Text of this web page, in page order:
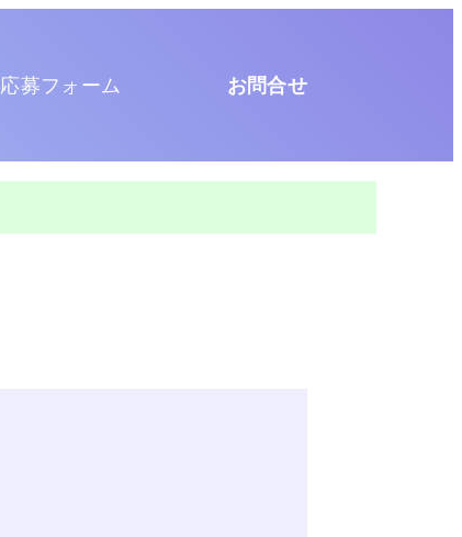
応募フォーム お問合せ